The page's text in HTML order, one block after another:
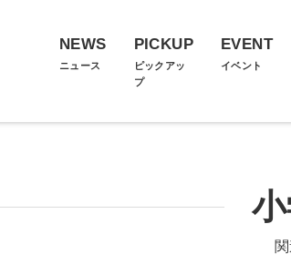
NEWS
ニュース
PICKUP
ピックアッ
プ
EVENT
イベント